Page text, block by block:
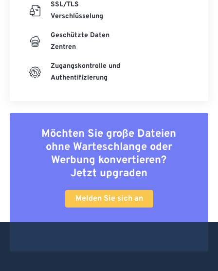
SSL/TLS
Verschlüsselung
Geschützte Daten
Zentren
Zugangskontrolle und
Authentifizierung
Möchten Sie große Dateien
ohne Warteschlange oder
Werbung konvertieren?
Jetzt upgraden
Melden Sie sich an